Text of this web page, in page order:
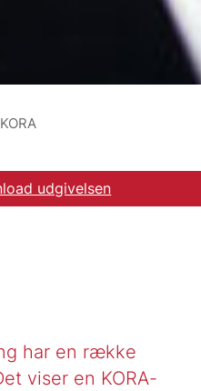
udgivelsen
har en række
viser en KORA-